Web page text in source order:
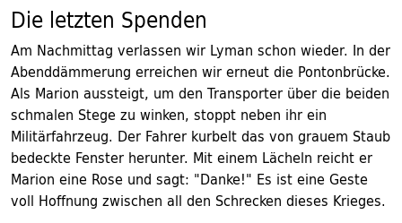
Die letzten Spenden
Am Nachmittag verlassen wir Lyman schon wieder. In der
Abenddämmerung erreichen wir erneut die Pontonbrücke.
Als Marion aussteigt, um den Transporter über die beiden
schmalen Stege zu winken, stoppt neben ihr ein
Militärfahrzeug. Der Fahrer kurbelt das von grauem Staub
bedeckte Fenster herunter. Mit einem Lächeln reicht er
Marion eine Rose und sagt: "Danke!" Es ist eine Geste
voll Hoffnung zwischen all den Schrecken dieses Krieges.